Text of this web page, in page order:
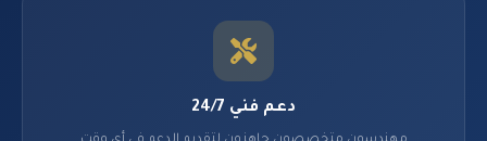
دعم فني 24/7